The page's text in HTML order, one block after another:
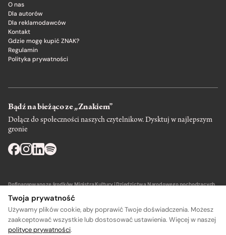
O nas
Dla autorów
Dla reklamodawców
Kontakt
Gdzie mogę kupić ZNAK?
Regulamin
Polityka prywatności
Bądź na bieżąco ze „Znakiem”
Dołącz do społeczności naszych czytelnikow. Dysktuj w najlepszym
gronie
Dofinansowano ze środków Ministra Kultury i Dziedzictwa Narodowego pochodzących
Twoja prywatność
Używamy plików cookie, aby poprawić Twoje doświadczenia. Możesz
zaakceptować wszystkie lub dostosować ustawienia. Więcej w naszej
polityce prywatności.